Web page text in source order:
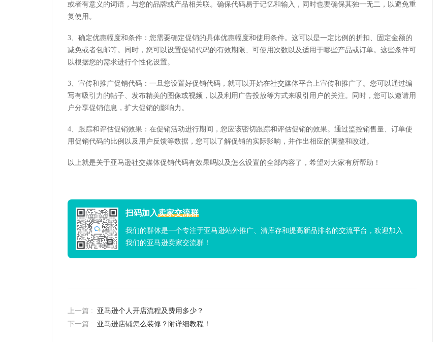
或者有意义的词语，与您的品牌或产品相关联。确保代码易于记忆和输入，同时也要确保其独一无二，以避免重
复使用。
3、确定优惠幅度和条件：您需要确定促销的具体优惠幅度和使用条件。这可以是一定比例的折扣、固定金额的
减免或者包邮等。同时，您可以设置促销代码的有效期限、可使用次数以及适用于哪些产品或订单。这些条件可
以根据您的需求进行个性化设置。
3、宣传和推广促销代码：一旦您设置好促销代码，就可以开始在社交媒体平台上宣传和推广了。您可以通过编
写有吸引力的帖子、发布精美的图像或视频，以及利用广告投放等方式来吸引用户的关注。同时，您可以邀请用
户分享促销信息，扩大促销的影响力。
4、跟踪和评估促销效果：在促销活动进行期间，您应该密切跟踪和评估促销的效果。通过监控销售量、订单使
用促销代码的比例以及用户反馈等数据，您可以了解促销的实际影响，并作出相应的调整和改进。
以上就是关于亚马逊社交媒体促销代码有效果吗以及怎么设置的全部内容了，希望对大家有所帮助！
扫码加入卖家交流群
我们的群体是一个专注于亚马逊站外推广、清库存和提高新品排名的交流平台，欢迎加入
我们的亚马逊卖家交流群！
上一篇 :
亚马逊个人开店流程及费用多少？
下一篇 :
亚马逊店铺怎么装修？附详细教程！